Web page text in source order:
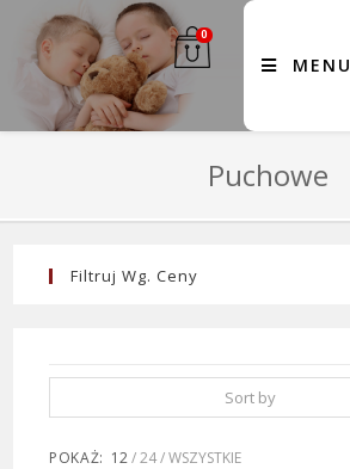
0
MENU
Puchowe
Sort by
POKAŻ: 12 24 WSZYSTKIE
Filtruj Wg. Ceny